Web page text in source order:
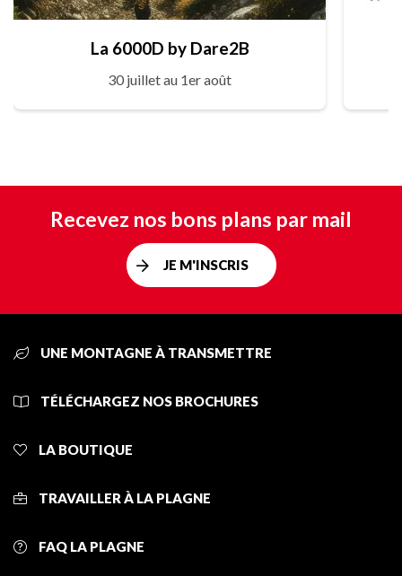
La 6000D by Dare2B
30 juillet au 1er août
Recevez nos bons plans par mail
JE M'INSCRIS
UNE MONTAGNE À TRANSMETTRE
TÉLÉCHARGEZ NOS BROCHURES
LA BOUTIQUE
TRAVAILLER À LA PLAGNE
FAQ LA PLAGNE